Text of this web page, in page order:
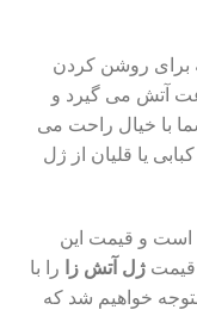
برای روشن کردن
آتش می گیرد و
با خیال راحت می
یا قلیان از ژل
است و قیمت این
قیمت ژل آتش زا
را با
خواهیم شد که